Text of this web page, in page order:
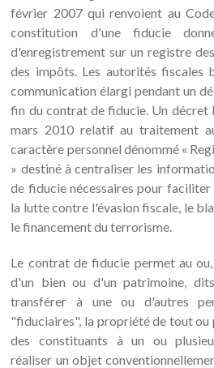
février 2007 qui renvoient au
constitution d'une fiducie
d'enregistrement sur un registre
des impôts. Les autorités fiscales
communication élargi pendant un
fin du contrat de fiducie. Un décret
mars 2010 relatif au traitement
caractère personnel dénommé «
» destiné à centraliser les
de fiducie nécessaires pour
la lutte contre l'évasion fiscale, le
le financement du terrorisme.
Le contrat de fiducie permet au
d'un bien ou d'un patrimoine,
transférer à une ou d'autres
"fiduciaires", la propriété de tout ou
des constituants à un ou
réaliser un objet